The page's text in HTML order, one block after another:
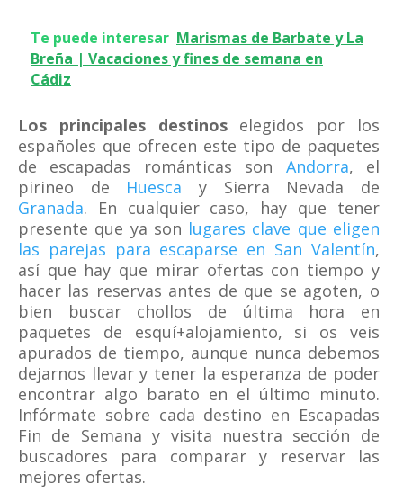
Te puede interesar Marismas de Barbate y La
Breña | Vacaciones y fines de semana en
Cádiz
Los principales destinoselegidos por los
españoles que ofrecen este tipo de paquetes
de escapadas románticas son Andorra, el
pirineo de Huesca y Sierra Nevada de
Granada. En cualquier caso, hay que tener
presente que ya son lugares clave que eligen
las parejas para escaparse en San Valentín,
así que hay que mirar ofertas con tiempo y
hacer las reservas antes de que se agoten, o
bien buscar chollos de última hora en
paquetes de esquí+alojamiento, si os veis
apurados de tiempo, aunque nunca debemos
dejarnos llevar y tener la esperanza de poder
encontrar algo barato en el último minuto.
Infórmate sobre cada destino en Escapadas
Fin de Semana y visita nuestra sección de
buscadores para comparar y reservar las
mejores ofertas.